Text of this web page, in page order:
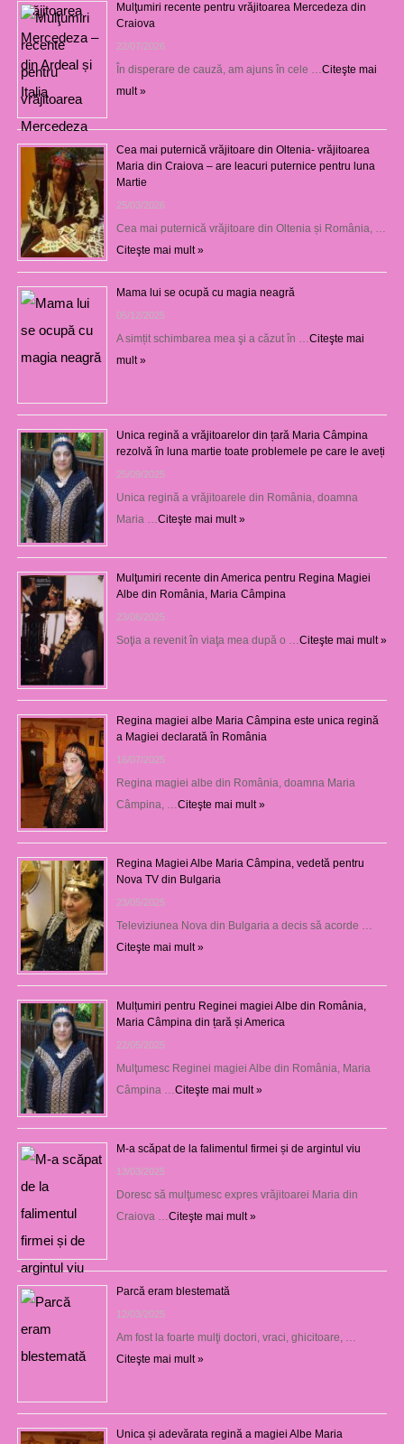
Mulţumiri recente pentru vrăjitoarea Mercedeza din
Craiova
22/07/2026
În disperare de cauză, am ajuns în cele …Citeşte mai
mult »
Cea mai puternică vrăjitoare din Oltenia- vrăjitoarea
Maria din Craiova – are leacuri puternice pentru luna
Martie
25/03/2026
Cea mai puternică vrăjitoare din Oltenia și România, …
Citeşte mai mult »
Mama lui se ocupă cu magia neagră
05/12/2025
A simțit schimbarea mea şi a căzut în …Citeşte mai
mult »
Unica regină a vrăjitoarelor din țară Maria Câmpina
rezolvă în luna martie toate problemele pe care le aveți
25/09/2025
Unica regină a vrăjitoarele din România, doamna
Maria …Citeşte mai mult »
Mulţumiri recente din America pentru Regina Magiei
Albe din România, Maria Câmpina
23/08/2025
Soţia a revenit în viaţa mea după o …Citeşte mai mult »
Regina magiei albe Maria Câmpina este unica regină
a Magiei declarată în România
16/07/2025
Regina magiei albe din România, doamna Maria
Câmpina, …Citeşte mai mult »
Regina Magiei Albe Maria Câmpina, vedetă pentru
Nova TV din Bulgaria
23/05/2025
Televiziunea Nova din Bulgaria a decis să acorde …
Citeşte mai mult »
Mulțumiri pentru Reginei magiei Albe din România,
Maria Câmpina din țară și America
22/05/2025
Mulţumesc Reginei magiei Albe din România, Maria
Câmpina …Citeşte mai mult »
M-a scăpat de la falimentul firmei și de argintul viu
13/03/2025
Doresc să mulţumesc expres vrăjitoarei Maria din
Craiova …Citeşte mai mult »
Parcă eram blestemată
12/03/2025
Am fost la foarte mulţi doctori, vraci, ghicitoare, …
Citeşte mai mult »
Unica și adevărata regină a magiei Albe Maria